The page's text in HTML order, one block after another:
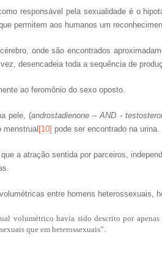
responsável pela sexualidade é o
permitem aos humanos um
onde são encontrados
desencadeia toda a sequência de
ao feromônio do sexo oposto.
pele, (androstadienone – AND -
menstrual [10] pode ser encontrado na urina.
a atração sentida por parceiros,
entre homens heterossexuais,
volumétrico havia sido descrito por
que em heterossexuais”.